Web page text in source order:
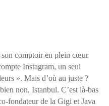
comptoir en plein cœur
Instagram, un seul
». Mais d’où au juste ?
non, Istanbul. C’est là-bas
fondateur de la Gigi et Java